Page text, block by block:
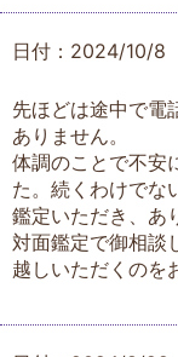
日付：2024/10/8
先ほどは途中で電
ありません。
体調のことで不安
た。続くわけでな
鑑定いただき、あ
対面鑑定で御相談
越しいただくのを